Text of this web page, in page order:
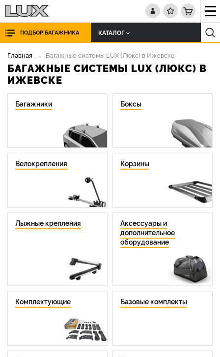
ПОДБОР БАГАЖНИКА КАТАЛОГ
Главная Багажные системы LUX (Люкс) в Ижевске
БАГАЖНЫЕ СИСТЕМЫ LUX (ЛЮКС) В
ИЖЕВСКЕ
Багажники Боксы
Велокрепления Корзины
Лыжные крепления
Аксессуары и
дополнительное
оборудование
Комплектующие Базовые комплекты